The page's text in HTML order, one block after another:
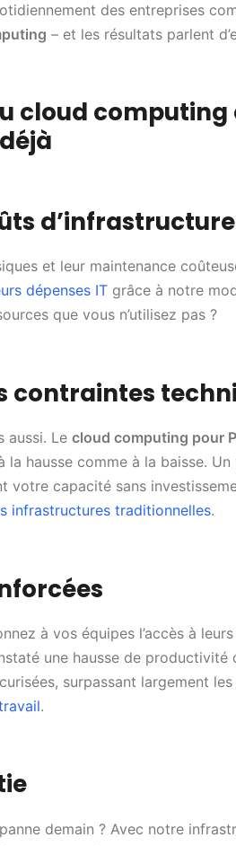
des entreprises
– et les résultats parlent
cloud computing
d’infrastructure
et leur maintenance
dépenses IT grâce à notre
que vous n’utilisez pas ?
contraintes
aussi. Le cloud computing pour
la hausse comme à la baisse. Un
votre capacité sans
infrastructures traditionnelles.
à vos équipes l’accès à
une hausse de productivité
surpassant largement les
.
demain ? Avec notre